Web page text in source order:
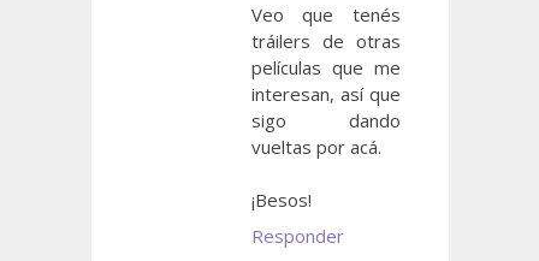
Veo que tenés
tráilers de otras
películas que me
interesan, así que
sigo dando
vueltas por acá.
¡Besos!
Responder